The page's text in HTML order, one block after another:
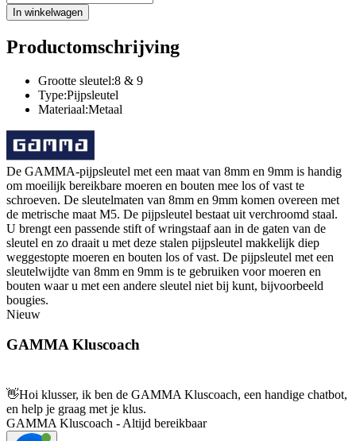
In winkelwagen
Productomschrijving
Grootte sleutel:8 & 9
Type:Pijpsleutel
Materiaal:Metaal
De GAMMA-pijpsleutel met een maat van 8mm en 9mm is handig
om moeilijk bereikbare moeren en bouten mee los of vast te
schroeven. De sleutelmaten van 8mm en 9mm komen overeen met
de metrische maat M5. De pijpsleutel bestaat uit verchroomd staal.
U brengt een passende stift of wringstaaf aan in de gaten van de
sleutel en zo draait u met deze stalen pijpsleutel makkelijk diep
weggestopte moeren en bouten los of vast. De pijpsleutel met een
sleutelwijdte van 8mm en 9mm is te gebruiken voor moeren en
bouten waar u met een andere sleutel niet bij kunt, bijvoorbeeld
bougies.
Nieuw
GAMMA Kluscoach
👋Hoi klusser, ik ben de GAMMA Kluscoach, een handige chatbot,
en help je graag met je klus.
GAMMA Kluscoach - Altijd bereikbaar